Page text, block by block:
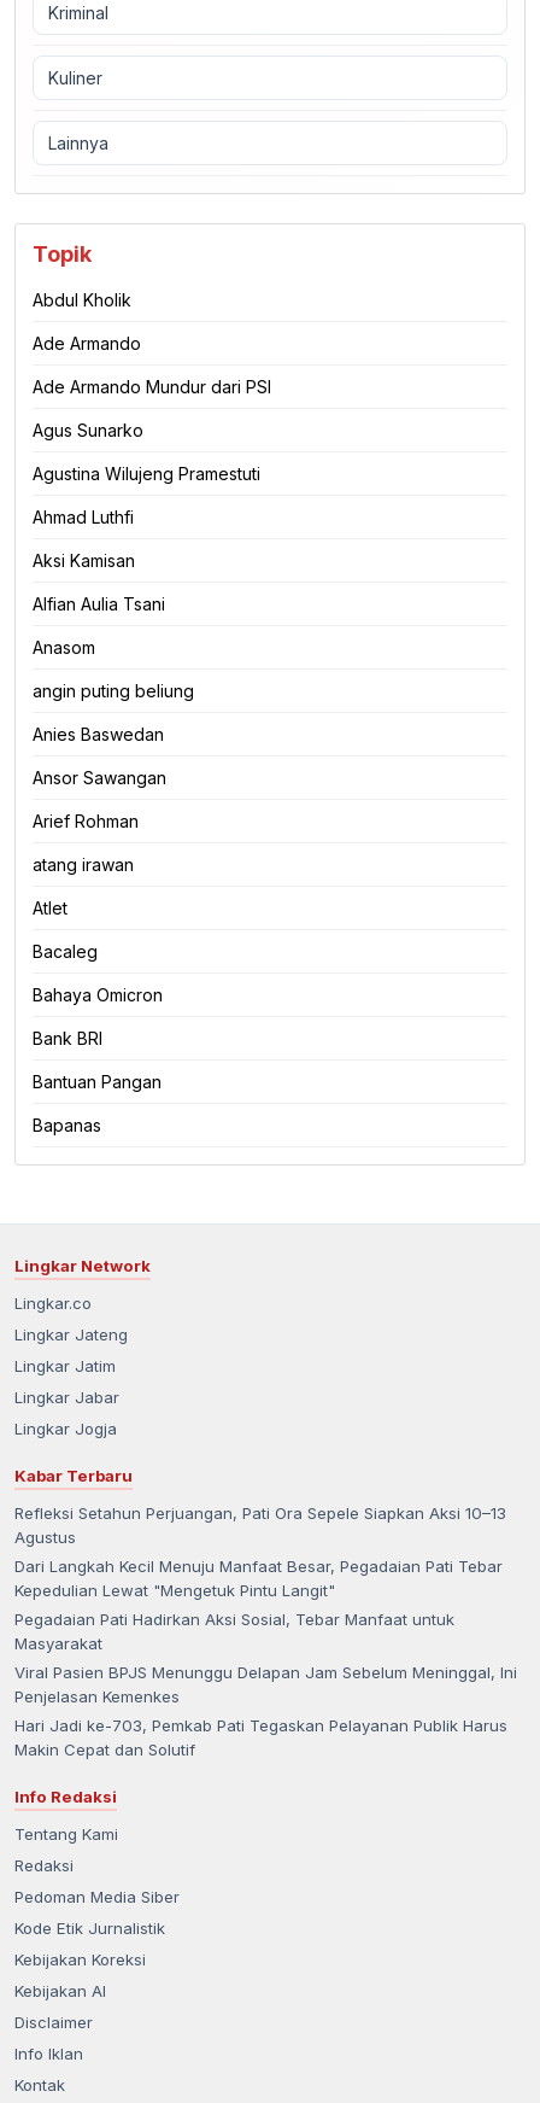
Kriminal
Kuliner
Lainnya
Topik
Abdul Kholik
Ade Armando
Ade Armando Mundur dari PSI
Agus Sunarko
Agustina Wilujeng Pramestuti
Ahmad Luthfi
Aksi Kamisan
Alfian Aulia Tsani
Anasom
angin puting beliung
Anies Baswedan
Ansor Sawangan
Arief Rohman
atang irawan
Atlet
Bacaleg
Bahaya Omicron
Bank BRI
Bantuan Pangan
Bapanas
Lingkar Network
Lingkar.co
Lingkar Jateng
Lingkar Jatim
Lingkar Jabar
Lingkar Jogja
Kabar Terbaru
Refleksi Setahun Perjuangan, Pati Ora Sepele Siapkan Aksi 10–13
Agustus
Dari Langkah Kecil Menuju Manfaat Besar, Pegadaian Pati Tebar
Kepedulian Lewat "Mengetuk Pintu Langit"
Pegadaian Pati Hadirkan Aksi Sosial, Tebar Manfaat untuk
Masyarakat
Viral Pasien BPJS Menunggu Delapan Jam Sebelum Meninggal, Ini
Penjelasan Kemenkes
Hari Jadi ke-703, Pemkab Pati Tegaskan Pelayanan Publik Harus
Makin Cepat dan Solutif
Info Redaksi
Tentang Kami
Redaksi
Pedoman Media Siber
Kode Etik Jurnalistik
Kebijakan Koreksi
Kebijakan AI
Disclaimer
Info Iklan
Kontak